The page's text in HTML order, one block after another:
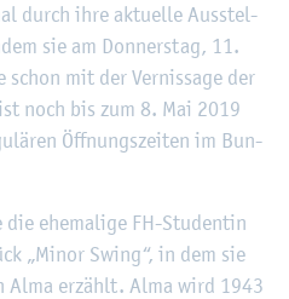
durch ihre ak­tu­el­le Aus­stel­
sie am Don­ners­tag, 11.
mit der Ver­nis­sa­ge der
noch bis zum 8. Mai 2019
Öff­nungs­zei­ten im Bun­
ehe­ma­li­ge FH-Stu­den­tin
„Minor Swing“, in dem sie
Alma er­zählt. Alma wird 1943